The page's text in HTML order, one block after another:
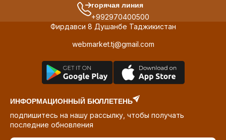
горячая линия
+992970400500
Фирдавси 8 Душанбе Таджикистан
webmarket.tj@gmail.com
ИНФОРМАЦИОННЫЙ БЮЛЛЕТЕНЬ
подпишитесь на нашу рассылку, чтобы получать
последние обновления